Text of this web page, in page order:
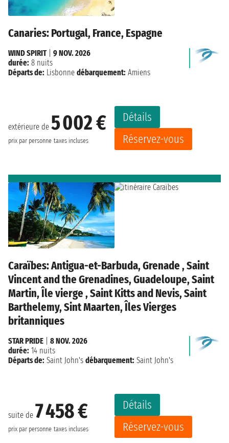
Canaries: Portugal, France, Espagne
extérieure de 5 002 €
prix par personne taxes incluses
Détails
Réservez-vous
WIND SPIRIT| 9 NOV. 2026
durée: 8 nuits
Départs de: Lisbonne débarquement: Amiens
Caraïbes: Antigua-et-Barbuda, Grenade , Saint
Vincent and the Grenadines, Guadeloupe, Saint
Martin, Île vierge , Saint Kitts and Nevis, Saint
Barthelemy, Sint Maarten, Îles Vierges
britanniques
suite de 7 458 €
prix par personne taxes incluses
Détails
Réservez-vous
STAR PRIDE
8 NOV. 2026
durée: 14 nuits
Départs de: Saint John's débarquement: Saint John's